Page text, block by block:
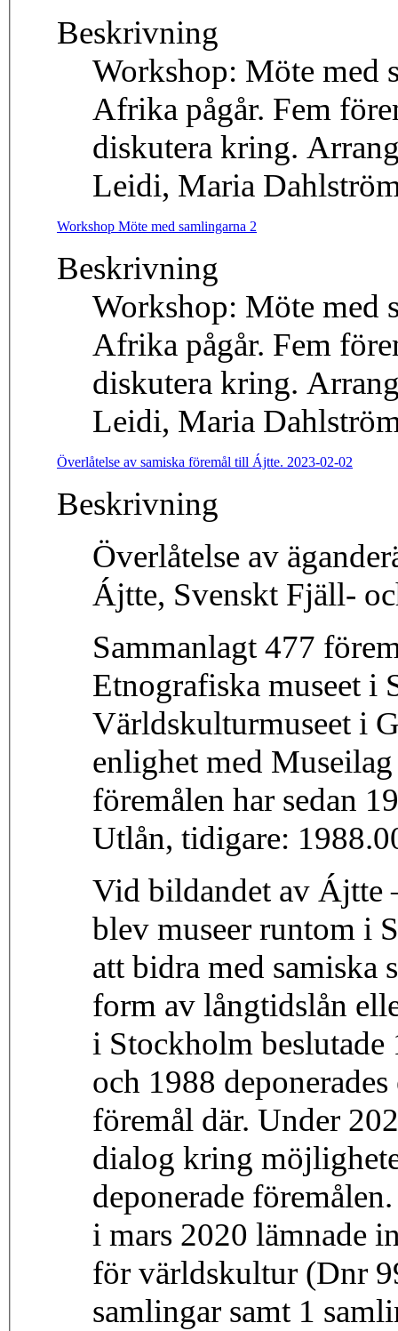
Beskrivning
Workshop: Möte med
Afrika pågår. Fem
diskutera kring.
Leidi, Maria
Workshop Möte med samlingarna 2
Beskrivning
Workshop: Möte med
Afrika pågår. Fem
diskutera kring.
Leidi, Maria
Överlåtelse av samiska föremål till Ájtte. 2023-02-02
Beskrivning
Överlåtelse av
Ájtte, Svenskt Fjäll-
Sammanlagt 477
Etnografiska museet i
Världskulturmuseet i
enlighet med
föremålen har sedan
Utlån, tidigare:
Vid bildandet av Ájtte
blev museer runtom i
att bidra med samiska
form av långtidslån
i Stockholm beslutade
och 1988
föremål där. Under
dialog kring
deponerade
i mars 2020 lämnade
för världskultur (Dnr
samlingar samt 1